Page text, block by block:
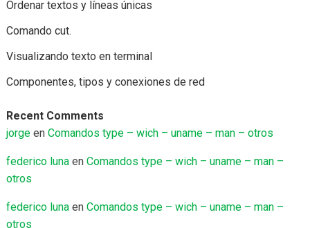
Ordenar textos y líneas únicas
Comando cut.
Visualizando texto en terminal
Componentes, tipos y conexiones de red
Recent Comments
jorgeen Comandos type – wich – uname – man – otros
federico lunaen Comandos type – wich – uname – man –
otros
federico lunaen Comandos type – wich – uname – man –
otros